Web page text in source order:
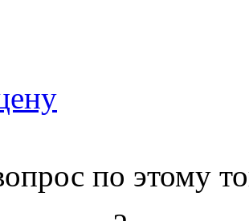
по этому